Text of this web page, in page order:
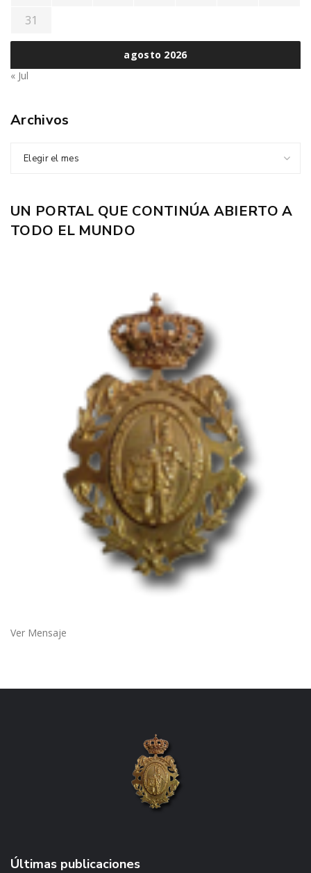
agosto 2026
31
« Jul
Archivos
Elegir el mes
UN PORTAL QUE CONTINÚA ABIERTO A
TODO EL MUNDO
Ver Mensaje
Últimas publicaciones